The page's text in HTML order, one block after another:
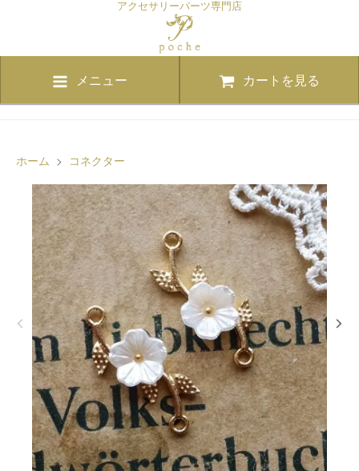
アクセサリーパーツ専門店
メニュー カートを見る
ホーム > コネクター